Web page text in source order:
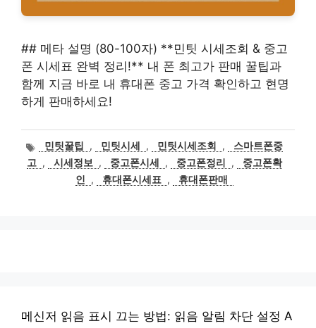
## 메타 설명 (80-100자) **민팃 시세조회 & 중고
폰 시세표 완벽 정리!** 내 폰 최고가 판매 꿀팁과
함께 지금 바로 내 휴대폰 중고 가격 확인하고 현명
하게 판매하세요!
태민팃꿀팁 , 민팃시세 , 민팃시세조회 ,
스마트폰중
고
, 시세정보 , 중고폰시세 , 중고폰정리 ,
중고폰확
인
, 휴대폰시세표 , 휴대폰판매
메신저 읽음 표시 끄는 방법: 읽음 알림 차단 설정 A